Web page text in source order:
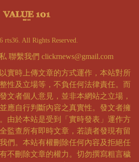
rts36. All Rights Reserved.
聯繫我們 clickrnews@gmail.com
實時上傳文章的方式運作，本站對所
性及立場等，不負任何法律責任。而
文者個人意見，並非本網站之立場，
應自行判斷內容之真實性。發文者擁
由於本站是受到「實時發表」運作方
監查所有即時文章，若讀者發現有留
們。本站有權刪除任何內容及拒絕任
不刪除文章的權力。切勿撰寫粗言穢